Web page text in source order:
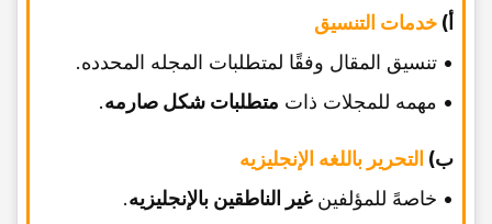
أ) خدمات التنسیق
• تنسیق المقال وفقًا لمتطلبات المجله المحدده.
• مهمه للمجلات ذات متطلبات شکل صارمه.
ب) التحریر باللغه الإنجلیزیه
• خاصهً للمؤلفینغیر الناطقین بالإنجلیزیه.